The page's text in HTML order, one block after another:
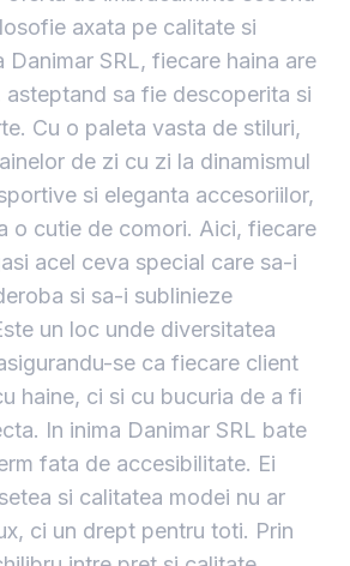
axata pe calitate si
Danimar SRL, fiecare haina are
sa fie descoperita si
Cu o paleta vasta de stiluri,
de zi cu zi la dinamismul
si eleganta accesoriilor,
o cutie de comori. Aici, fiecare
acel ceva special care sa-i
si sa-i sublinieze
un loc unde diversitatea
se ca fiecare client
haine, ci si cu bucuria de a fi
In inima Danimar SRL bate
fata de accesibilitate. Ei
si calitatea modei nu ar
ci un drept pentru toti. Prin